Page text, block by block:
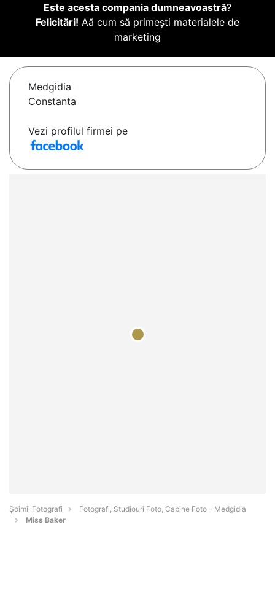
Este acesta compania dumneavoastră?
Felicitări! Aă cum să primești materialele de
marketing
Medgidia
Constanta
Vezi profilul firmei pe
Șoimii Fotografi
Fotografi, Studiouri Foto, Cabine Foto - Medgidia
Miss Baker